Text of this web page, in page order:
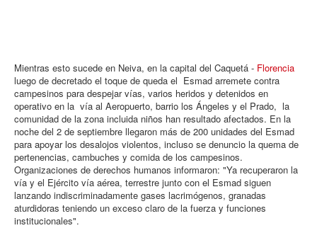
Mientras esto sucede en Neiva, en la capital del Caquetá - Florencia
luego de decretado el toque de queda el Esmad arremete contra
campesinos para despejar vías, varios heridos y detenidos en
operativo en la vía al Aeropuerto, barrio los Ángeles y el Prado, la
comunidad de la zona incluida niños han resultado afectados. En la
noche del 2 de septiembre llegaron más de 200 unidades del Esmad
para apoyar los desalojos violentos, incluso se denuncio la quema de
pertenencias, cambuches y comida de los campesinos.
Organizaciones de derechos humanos informaron: "Ya recuperaron la
vía y el Ejército vía aérea, terrestre junto con el Esmad siguen
lanzando indiscriminadamente gases lacrimógenos, granadas
aturdidoras teniendo un exceso claro de la fuerza y funciones
institucionales".